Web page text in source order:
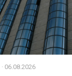
06.08.2026